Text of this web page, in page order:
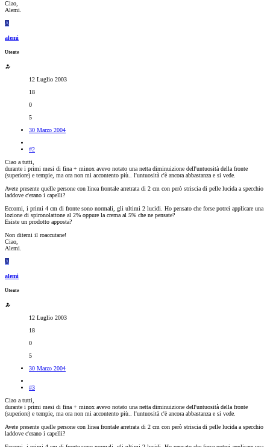
Ciao,
Alemi.
A
alemi
Utente
12 Luglio 2003
18
0
5
30 Marzo 2004
#2
Ciao a tutti,
durante i primi mesi di fina + minox avevo notato una netta diminuizione dell'untuosità della fronte
(superiore) e tempie, ma ora non mi accontento più.. l'untuosità c'è ancora abbastanza e si vede.
Avete presente quelle persone con linea frontale arretrata di 2 cm con però striscia di pelle lucida a specchio
laddove c'erano i capelli?
Eccomi, i primi 4 cm di fronte sono normali, gli ultimi 2 lucidi. Ho pensato che forse potrei applicare una
lozione di spironolattone al 2% oppure la crema al 5% che ne pensate?
Esiste un prodotto apposta?
Non ditemi il roaccutane!
Ciao,
Alemi.
A
alemi
Utente
12 Luglio 2003
18
0
5
30 Marzo 2004
#3
Ciao a tutti,
durante i primi mesi di fina + minox avevo notato una netta diminuizione dell'untuosità della fronte
(superiore) e tempie, ma ora non mi accontento più.. l'untuosità c'è ancora abbastanza e si vede.
Avete presente quelle persone con linea frontale arretrata di 2 cm con però striscia di pelle lucida a specchio
laddove c'erano i capelli?